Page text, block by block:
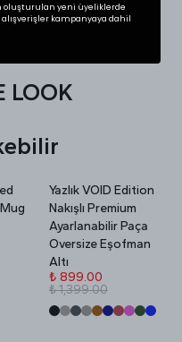
75
LOOK
Yazlık VOID Edition
Nakışlı Premium
Ayarlanabilir Paça
Oversize Eşofman
Altı
₺ 899.00
₺ 1,399.00
oluşturulan yeni üyeliklerde
kampanyaya dahil